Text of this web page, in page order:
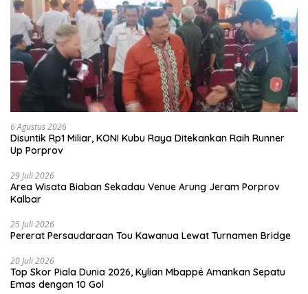
6 Agustus 2026
Disuntik Rp1 Miliar, KONI Kubu Raya Ditekankan Raih Runner
Up Porprov
29 Juli 2026
Area Wisata Biaban Sekadau Venue Arung Jeram Porprov
Kalbar
25 Juli 2026
Pererat Persaudaraan Tou Kawanua Lewat Turnamen Bridge
20 Juli 2026
Top Skor Piala Dunia 2026, Kylian Mbappé Amankan Sepatu
Emas dengan 10 Gol